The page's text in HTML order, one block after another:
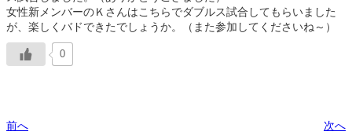
女性新メンバーのＫさんはこちらでダブルス試合してもらいました
が、楽しくバドできたでしょうか。（また参加してくださいね～）
0
前へ 次へ